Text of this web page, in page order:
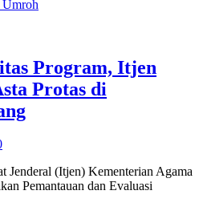
Umroh
Program, Itjen
Protas di
Jenderal (Itjen) Kementerian Agama
Pemantauan dan Evaluasi